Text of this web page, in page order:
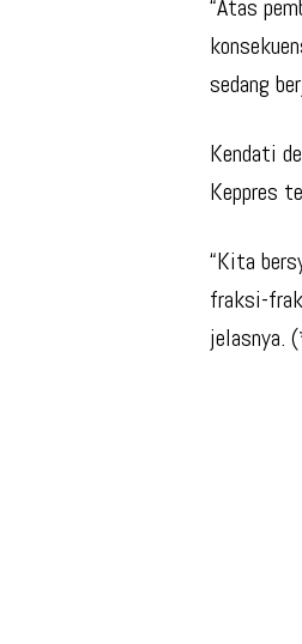
“Atas
sedang
Kendati
Keppres
“Kita
fraksi-
jelasnya.